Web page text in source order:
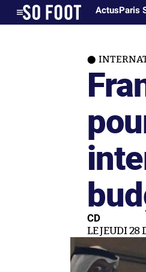
ActusParis
CD
LE JEUDI 28